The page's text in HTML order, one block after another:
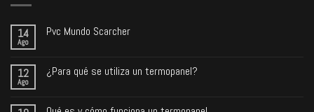
14
Ago
Pvc Mundo Scarcher
12
Ago
¿Para qué se utiliza un termopanel?